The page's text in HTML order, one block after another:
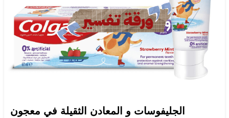
الجليفوسات و المعادن الثقيلة في معجون